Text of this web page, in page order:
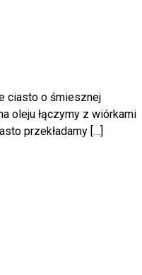
ciasto o śmiesznej
oleju łączymy z wiórkami
przekładamy […]